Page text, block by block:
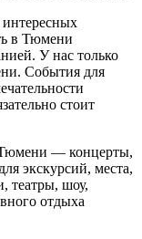
в Тюмени
У нас только
События для
стоит
— концерты,
экскурсий, места,
театры, шоу,
отдыха